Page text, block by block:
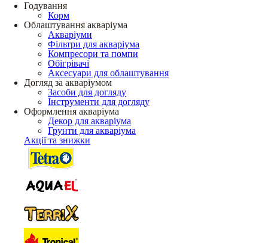
Годування
Корм
Облаштування акваріума
Акваріуми
Фільтри для акваріума
Компресори та помпи
Обігрівачі
Аксесуари для облаштування
Догляд за акваріумом
Засоби для догляду
Інструменти для догляду
Оформлення акваріума
Декор для акваріума
Грунти для акваріума
Акції та знижки